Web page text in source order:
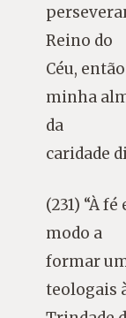
Reino do
Céu,
minha
da
caridade
(231) “À
modo a
formar
teologais